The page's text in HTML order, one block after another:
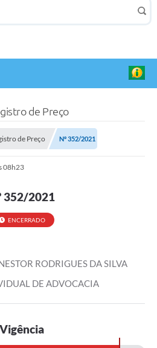
de Preço
de Preço Nº 352/2021
08h23
352/2021
ENCERRADO
RODRIGUES DA SILVA
DE ADVOCACIA
Vigência